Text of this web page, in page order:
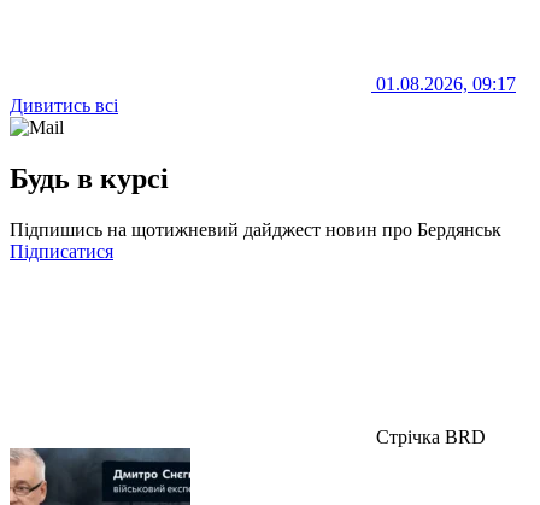
01.08.2026, 09:17
Дивитись всі
Будь в курсі
Підпишись на щотижневий дайджест новин про Бердянськ
Підписатися
Стрічка BRD